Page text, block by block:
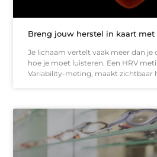
Breng jouw herstel in kaart met
Je lichaam vertelt vaak meer dan je
hoe je moet luisteren. Een HRV
Variability-meting, maakt zichtbaar